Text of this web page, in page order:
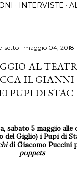
INTERVISTE
Isetto maggio 04, 2018
AL
IL GIANNI
PUPI DI STAC
sabato 5 maggio alle
del Giglio) i Pupi di
di Giacomo Puccini
puppets